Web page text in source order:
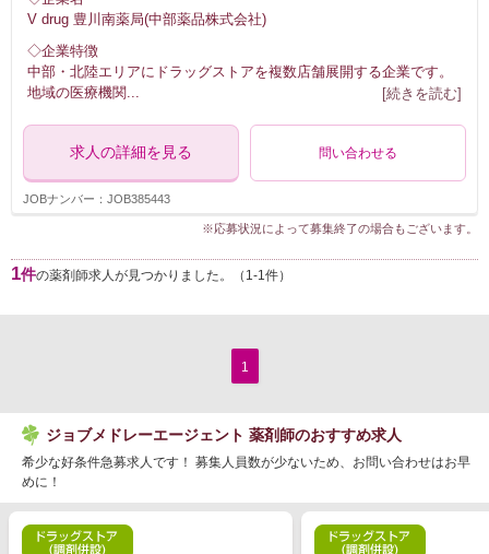
V drug 豊川南薬局(中部薬品株式会社)
◇企業特徴
中部・北陸エリアにドラッグストアを複数店舗展開する企業です。
地域の医療機関... [続きを読む]
求人の詳細を見る 問い合わせる
JOBナンバー：JOB385443
※応募状況によって募集終了の場合もございます。
1件の薬剤師求人が見つかりました。（1-1件）
1
ジョブメドレーエージェント 薬剤師のおすすめ求人
希少な好条件急募求人です！ 募集人員数が少ないため、お問い合わせはお早
めに！